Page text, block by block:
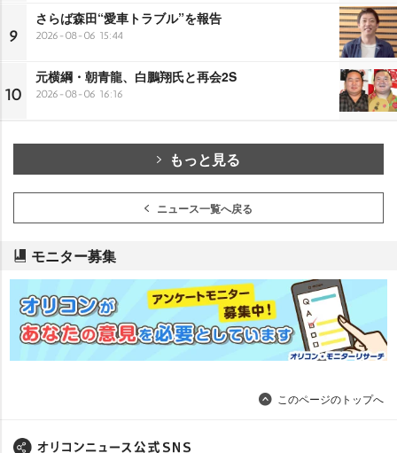
9
さらば森田“愛車トラブル”を報告
2026-08-06 15:44
10
元横綱・朝青龍、白鵬翔氏と再会2S
2026-08-06 16:16
もっと見る
ニュース一覧へ戻る
モニター募集
このページのトップへ